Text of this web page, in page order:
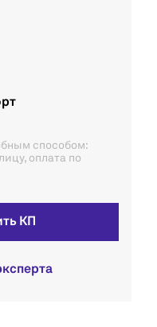
способом:
оплата по
КП